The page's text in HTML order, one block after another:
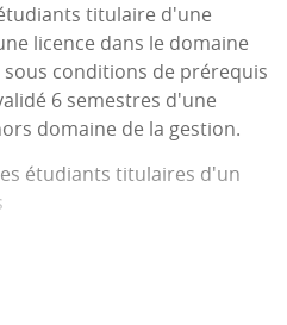
titulaire d'une
licence dans le domaine
conditions de prérequis
6 semestres d'une
domaine de la gestion.
étudiants titulaires d'un